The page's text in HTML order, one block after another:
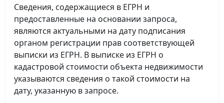
Сведения, содержащиеся в ЕГРН и
предоставленные на основании запроса,
являются актуальными на дату подписания
органом регистрации прав соответствующей
выписки из ЕГРН. В выписке из ЕГРН о
кадастровой стоимости объекта недвижимости
указываются сведения о такой стоимости на
дату, указанную в запросе.